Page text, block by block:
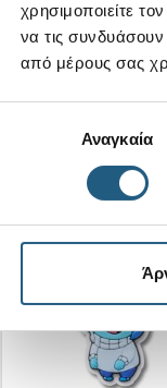
χρησιμοποιείτε
να τις
από μέρους σας
συγκατάθεσηςΑναγκαία